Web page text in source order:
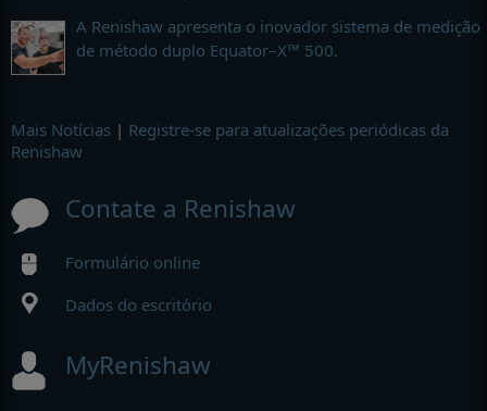
A Renishaw apresenta o inovador sistema de medição
de método duplo Equator–X™ 500.
Mais Notícias | Registre-se para atualizações periódicas da
Renishaw
Contate a Renishaw
Formulário online
Dados do escritório
MyRenishaw